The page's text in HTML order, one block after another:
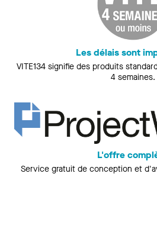
Les délais sont
VITE134 signifie des produits
4 semaines.
L'offre
Service gratuit de conception et